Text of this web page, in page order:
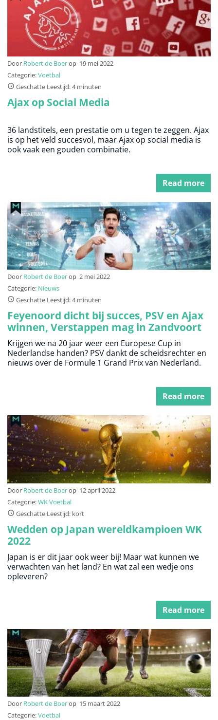
Door Robert de Boerop 19 mei 2022
Categorie:Voetbal
Geschatte Leestijd: 4 minuten
Ajax op Social Media
36 landstitels, een prestatie om u tegen te zeggen. Ajax
is op het veld succesvol, maar Ajax op social media is
ook vaak een gouden combinatie.
Read more
Door Robert de Boerop 2 mei 2022
Categorie: Nieuws
Geschatte Leestijd: 4 minuten
Feyenoord dicht bij succes, PSV en Ajax
winnen, Verstappen mag in Zandvoort
rijden
Krijgen we na 20 jaar weer een Europese Cup in
Nederlandse handen? PSV dankt de scheidsrechter en
nieuws over de Formule 1 Grand Prix van Nederland.
Read more
Door Robert de Boerop 12 april 2022
Categorie:WK Voetbal
Geschatte Leestijd: kort
Wedden op Japan wereldkampioen WK
2022
Japan is er dit jaar ook weer bij! Maar wat kunnen we
verwachten van het land? En wat zal een wedje ons
opleveren?
Read more
Door Robert de Boerop 15 maart 2022
Categorie:Voetbal